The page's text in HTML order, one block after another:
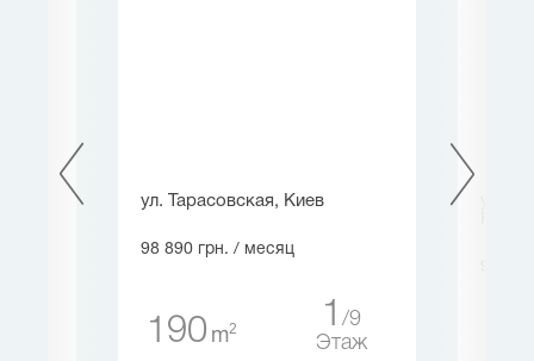
ул. Тарасовская, Киев
98 890 грн. / месяц
190 m2 1
9
Этаж